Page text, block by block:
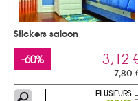
Stickers saloon
-60% 3,12
7,80